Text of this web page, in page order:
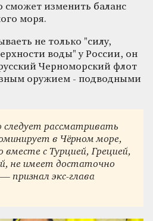
сможет изменить баланс
моря.
не только "силу,
воды" у России, он
Черноморский флот
оружием - подводными
рассматривать
в Чёрном море,
вместе с Турцией, Грецией,
не имеет достаточно
признал экс-глава